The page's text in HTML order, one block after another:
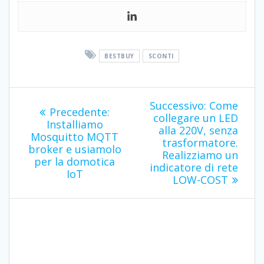
BESTBUY SCONTI
articoliPrecedente:
precedente:
Installiamo
Mosquitto MQTT
broker e usiamolo
per la domotica
IoT
Successivo: Articolo
successivo:
Come
collegare un LED
alla 220V, senza
trasformatore.
Realizziamo un
indicatore di rete
LOW-COST